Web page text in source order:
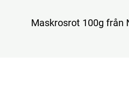
Maskrosrot 100g från